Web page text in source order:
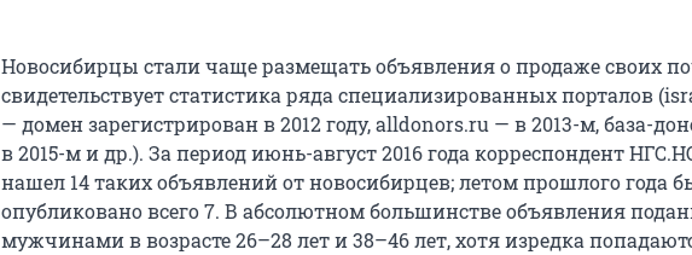
Новосибирцы стали чаще размещать объявления о продаже своих
свидетельствует статистика ряда специализированных порталов
— домен зарегистрирован в 2012 году, alldonors.ru — в 2013-м, база-
в 2015-м и др.). За период июнь-август 2016 года корреспондент
нашел 14 таких объявлений от новосибирцев; летом прошлого года
опубликовано всего 7. В абсолютном большинстве объявления
мужчинами в возрасте 26–28 лет и 38–46 лет, хотя изредка